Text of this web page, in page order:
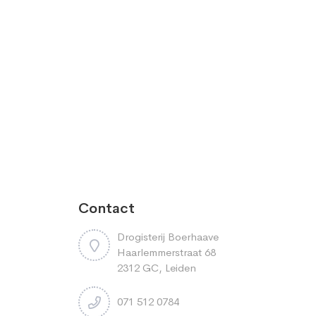
Contact
Drogisterij Boerhaave
Haarlemmerstraat 68
2312 GC, Leiden
071 512 0784